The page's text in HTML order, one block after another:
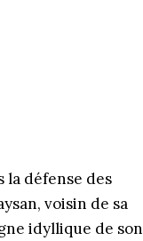
la défense des
voisin de sa
idyllique de son